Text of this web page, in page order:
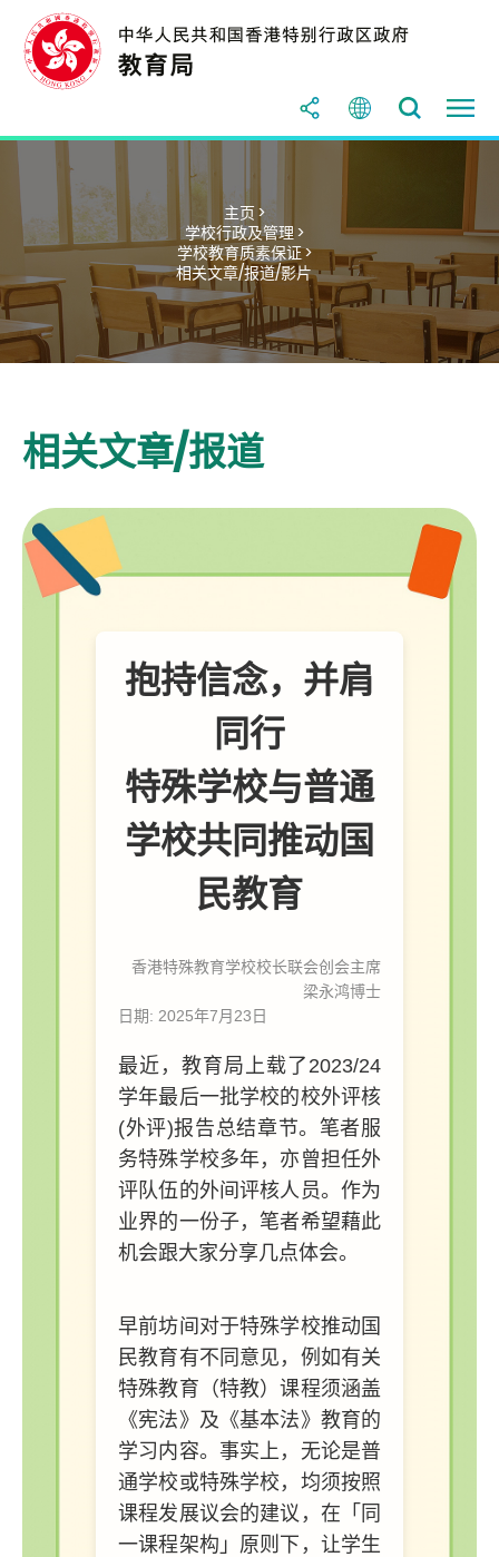
主页 >
学校行政及管理 >
学校教育质素保证 >
相关文章/报道/影片
相关文章/报道
抱持信念，并肩
同行
特殊学校与普通
学校共同推动国
民教育
香港特殊教育学校校长联会创会主席
梁永鸿博士
日期: 2025年7月23日
最近，教育局上载了2023/24
学年最后一批学校的校外评核
(外评)报告总结章节。笔者服
务特殊学校多年，亦曾担任外
评队伍的外间评核人员。作为
业界的一份子，笔者希望藉此
机会跟大家分享几点体会。
早前坊间对于特殊学校推动国
民教育有不同意见，例如有关
特殊教育（特教）课程须涵盖
《宪法》及《基本法》教育的
学习内容。事实上，无论是普
通学校或特殊学校，均须按照
课程发展议会的建议，在「同
一课程架构」原则下，让学生